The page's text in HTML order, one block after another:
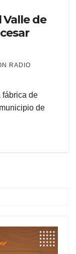
Valle de
RADIO
fábrica de
de